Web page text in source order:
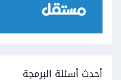
أحدث أسئلة البرمجة